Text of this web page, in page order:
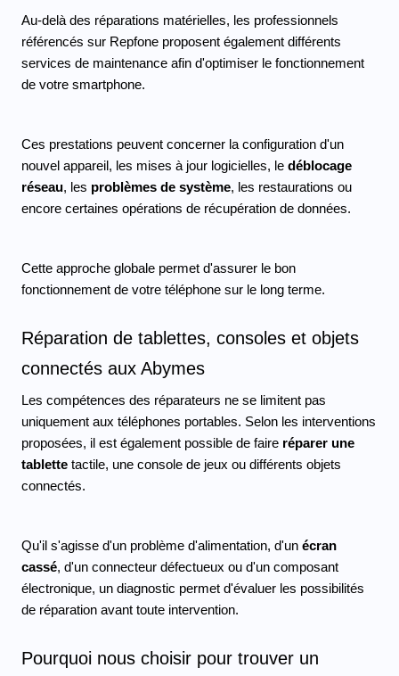
Au-delà des réparations matérielles, les professionnels
référencés sur Repfone proposent également différents
services de maintenance afin d'optimiser le fonctionnement
de votre smartphone.
Ces prestations peuvent concerner la configuration d'un
nouvel appareil, les mises à jour logicielles, le déblocage
réseau, les problèmes de système, les restaurations ou
encore certaines opérations de récupération de données.
Cette approche globale permet d'assurer le bon
fonctionnement de votre téléphone sur le long terme.
Réparation de tablettes, consoles et objets
connectés aux Abymes
Les compétences des réparateurs ne se limitent pas
uniquement aux téléphones portables. Selon les interventions
proposées, il est également possible de faire réparer une
tablette tactile, une console de jeux ou différents objets
connectés.
Qu'il s'agisse d'un problème d'alimentation, d'un écran
cassé, d'un connecteur défectueux ou d'un composant
électronique, un diagnostic permet d'évaluer les possibilités
de réparation avant toute intervention.
Pourquoi nous choisir pour trouver un